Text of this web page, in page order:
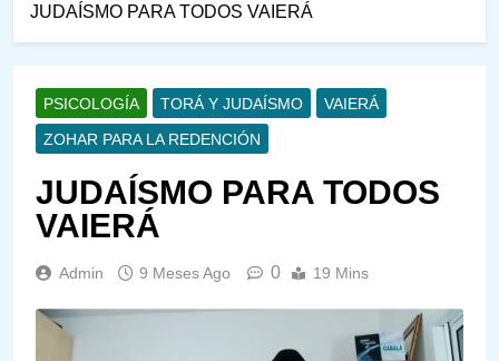
JUDAÍSMO PARA TODOS VAIERÁ
PSICOLOGÍA TORÁ Y JUDAÍSMO
VAIERÁ
ZOHAR PARA LA REDENCIÓN
JUDAÍSMO PARA TODOS
VAIERÁ
Admin 9 Meses Ago 0 19 Mins